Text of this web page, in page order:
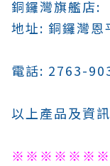
銅鑼灣旗艦店:
地址: 銅鑼灣
電話: 2763-
以上產品及資